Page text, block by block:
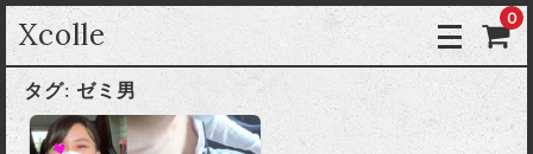
Xcolle 0
タグ: ゼミ男